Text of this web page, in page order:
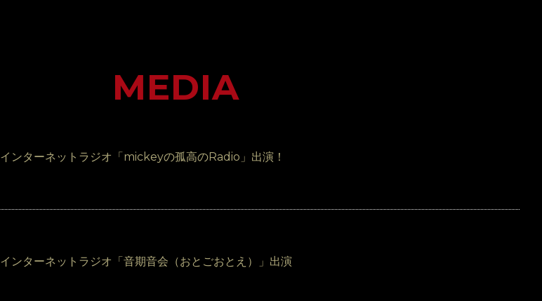
MEDIA
インターネットラジオ「mickeyの孤高のRadio」出演！
インターネットラジオ「音期音会（おとごおとえ）」出演